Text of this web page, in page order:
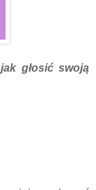
głosić swoją